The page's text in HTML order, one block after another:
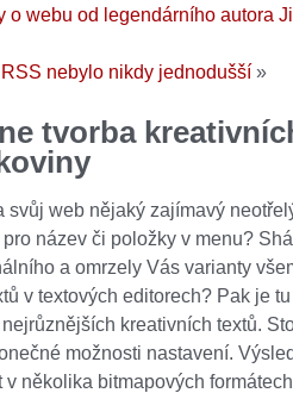
o webu od legendárního autora
nebylo nikdy jednodušší»
tvorba
svůj web nějaký zajímavý
název či položky v menu?
a omrzely Vás varianty
v textových editorech? Pak je
kreativních textů.
možnosti nastavení.
několika bitmapových